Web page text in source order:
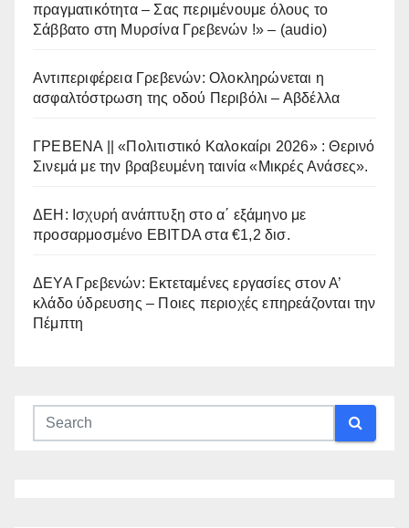
πραγματικότητα – Σας περιμένουμε όλους το
Σάββατο στη Μυρσίνα Γρεβενών !» – (audio)
Αντιπεριφέρεια Γρεβενών: Ολοκληρώνεται η
ασφαλτόστρωση της οδού Περιβόλι – Αβδέλλα
ΓΡΕΒΕΝΑ || «Πολιτιστικό Καλοκαίρι 2026» : Θερινό
Σινεμά με την βραβευμένη ταινία «Μικρές Ανάσες».
ΔΕΗ: Ισχυρή ανάπτυξη στο α΄ εξάμηνο με
προσαρμοσμένο EBITDA στα €1,2 δισ.
ΔΕΥΑ Γρεβενών: Εκτεταμένες εργασίες στον Α’
κλάδο ύδρευσης – Ποιες περιοχές επηρεάζονται την
Πέμπτη